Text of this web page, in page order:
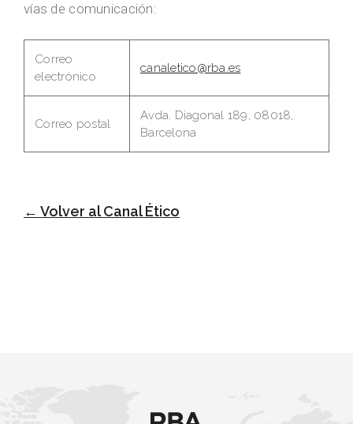
vías de comunicación:
Correo
electrónico
canaletico@rba.es
Correo postal
Avda. Diagonal 189, 08018,
Barcelona
← Volver al Canal Ético